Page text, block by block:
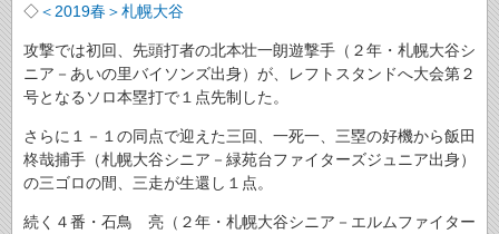
◇＜2019春＞札幌大谷
攻撃では初回、先頭打者の北本壮一朗遊撃手（２年・札幌大谷シ
ニア－あいの里バイソンズ出身）が、レフトスタンドへ大会第２
号となるソロ本塁打で１点先制した。
さらに１－１の同点で迎えた三回、一死一、三塁の好機から飯田
柊哉捕手（札幌大谷シニア－緑苑台ファイターズジュニア出身）
の三ゴロの間、三走が生還し１点。
続く４番・石鳥 亮（２年・札幌大谷シニア－エルムファイター